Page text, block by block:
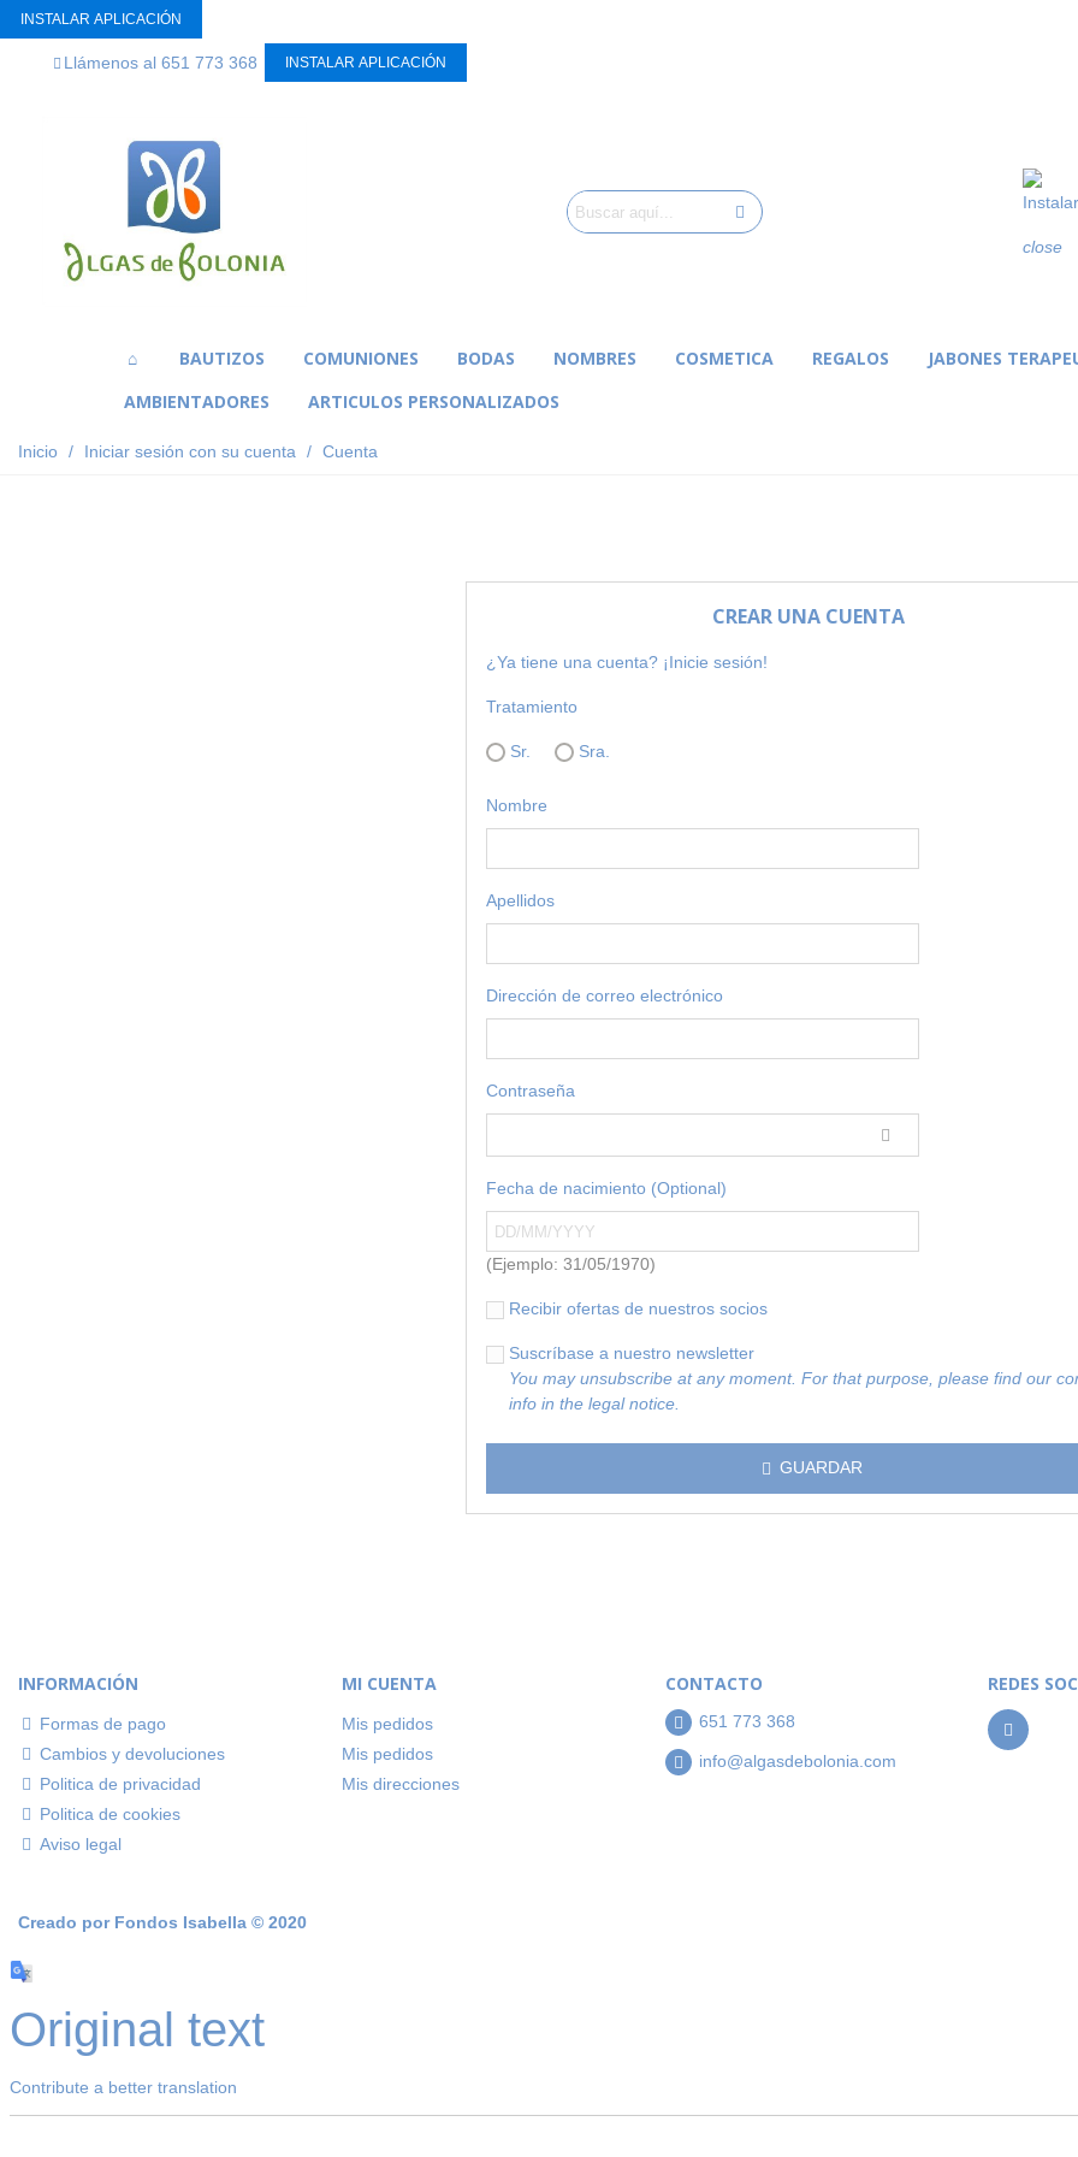
INSTALAR APLICACIÓN
Llámenos al 651 773 368 INSTALAR APLICACIÓN
Instalar
close
BAUTIZOS COMUNIONES BODAS NOMBRES COSMETICA REGALOS JABONES
AMBIENTADORES
ARTICULOS PERSONALIZADOS
Inicio / Iniciar sesión con su cuenta / Cuenta
CREAR UNA CUENTA
¿Ya tiene una cuenta? ¡Inicie sesión!
Tratamiento
Sr. Sra.
Nombre
Apellidos
Dirección de correo electrónico
Contraseña
Fecha de nacimiento (Optional)
(Ejemplo: 31/05/1970)
Recibir ofertas de nuestros socios
Suscríbase a nuestro newsletter
You may unsubscribe at any moment. For that purpose, please find our
info in the legal notice.
GUARDAR
INFORMACIÓN
Formas de pago
Cambios y devoluciones
Politica de privacidad
Politica de cookies
Aviso legal
MI CUENTA
Mis pedidos
Mis pedidos
Mis direcciones
CONTACTO
651 773 368
info@algasdebolonia.com
REDES
Creado por Fondos Isabella © 2020
Original text
Contribute a better translation